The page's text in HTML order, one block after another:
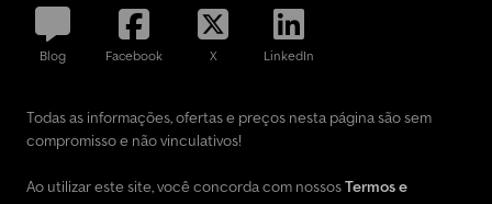
Blog Facebook X LinkedIn
Todas as informações, ofertas e preços nesta página são sem
compromisso e não vinculativos!
Ao utilizar este site, você concorda com nossosTermos e